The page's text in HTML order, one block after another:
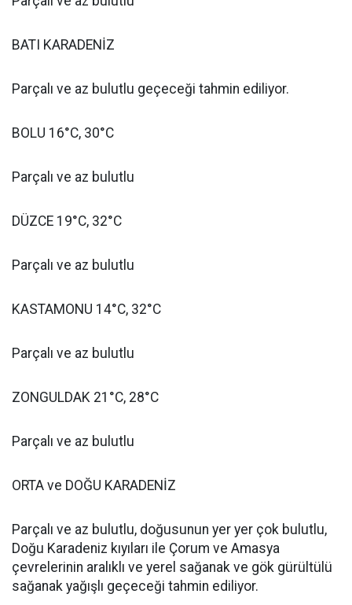
BATI KARADENİZ
Parçalı ve az bulutlu geçeceği tahmin ediliyor.
BOLU 16°C, 30°C
Parçalı ve az bulutlu
DÜZCE 19°C, 32°C
Parçalı ve az bulutlu
KASTAMONU 14°C, 32°C
Parçalı ve az bulutlu
ZONGULDAK 21°C, 28°C
Parçalı ve az bulutlu
ORTA ve DOĞU KARADENİZ
Parçalı ve az bulutlu, doğusunun yer yer çok bulutlu,
Doğu Karadeniz kıyıları ile Çorum ve Amasya
çevrelerinin aralıklı ve yerel sağanak ve gök gürültülü
sağanak yağışlı geçeceği tahmin ediliyor.